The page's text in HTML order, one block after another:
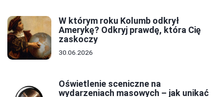
W którym roku Kolumb odkrył
Amerykę? Odkryj prawdę, która Cię
zaskoczy
30.06.2026
Oświetlenie sceniczne na
wydarzeniach masowych – jak unikać